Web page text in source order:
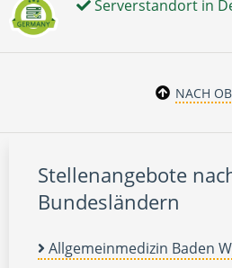
Serverstandort in
NACH
Stellenangebote
Bundesländern
Allgemeinmedizin Baden